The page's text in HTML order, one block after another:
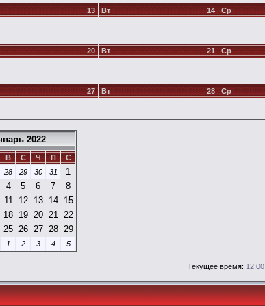
13 14
Вт Ср
20 21
Вт Ср
27 28
Вт Ср
2022
В С Ч П
С
28 29 30 31 1
4 5 6 7 8
11 12 13 14 15
18 19 20 21 22
25 26 27 28 29
1 2 3 4 5
Текущее время: 12:00